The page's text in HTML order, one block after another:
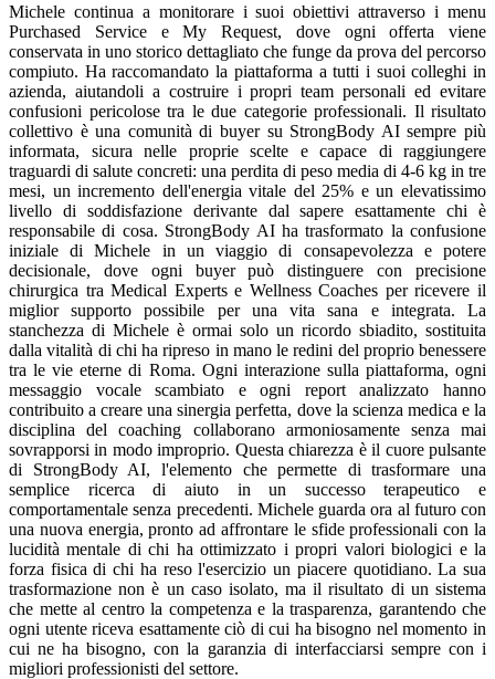
Michele continua a monitorare i suoi obiettivi attraverso i menu
Purchased Service e My Request, dove ogni offerta viene
conservata in uno storico dettagliato che funge da prova del percorso
compiuto. Ha raccomandato la piattaforma a tutti i suoi colleghi in
azienda, aiutandoli a costruire i propri team personali ed evitare
confusioni pericolose tra le due categorie professionali. Il risultato
collettivo è una comunità di buyer su StrongBody AI sempre più
informata, sicura nelle proprie scelte e capace di raggiungere
traguardi di salute concreti: una perdita di peso media di 4-6 kg in tre
mesi, un incremento dell'energia vitale del 25% e un elevatissimo
livello di soddisfazione derivante dal sapere esattamente chi è
responsabile di cosa. StrongBody AI ha trasformato la confusione
iniziale di Michele in un viaggio di consapevolezza e potere
decisionale, dove ogni buyer può distinguere con precisione
chirurgica tra Medical Experts e Wellness Coaches per ricevere il
miglior supporto possibile per una vita sana e integrata. La
stanchezza di Michele è ormai solo un ricordo sbiadito, sostituita
dalla vitalità di chi ha ripreso in mano le redini del proprio benessere
tra le vie eterne di Roma. Ogni interazione sulla piattaforma, ogni
messaggio vocale scambiato e ogni report analizzato hanno
contribuito a creare una sinergia perfetta, dove la scienza medica e la
disciplina del coaching collaborano armoniosamente senza mai
sovrapporsi in modo improprio. Questa chiarezza è il cuore pulsante
di StrongBody AI, l'elemento che permette di trasformare una
semplice ricerca di aiuto in un successo terapeutico e
comportamentale senza precedenti. Michele guarda ora al futuro con
una nuova energia, pronto ad affrontare le sfide professionali con la
lucidità mentale di chi ha ottimizzato i propri valori biologici e la
forza fisica di chi ha reso l'esercizio un piacere quotidiano. La sua
trasformazione non è un caso isolato, ma il risultato di un sistema
che mette al centro la competenza e la trasparenza, garantendo che
ogni utente riceva esattamente ciò di cui ha bisogno nel momento in
cui ne ha bisogno, con la garanzia di interfacciarsi sempre con i
migliori professionisti del settore.